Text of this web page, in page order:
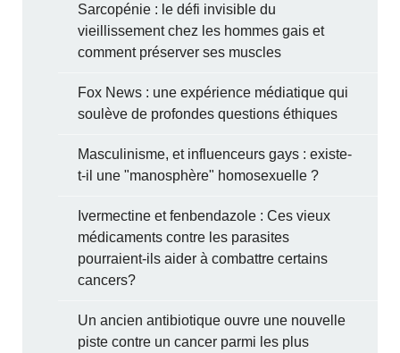
Sarcopénie : le défi invisible du
vieillissement chez les hommes gais et
comment préserver ses muscles
Fox News : une expérience médiatique qui
soulève de profondes questions éthiques
Masculinisme, et influenceurs gays : existe-
t-il une "manosphère" homosexuelle ?
Ivermectine et fenbendazole : Ces vieux
médicaments contre les parasites
pourraient-ils aider à combattre certains
cancers?
Un ancien antibiotique ouvre une nouvelle
piste contre un cancer parmi les plus